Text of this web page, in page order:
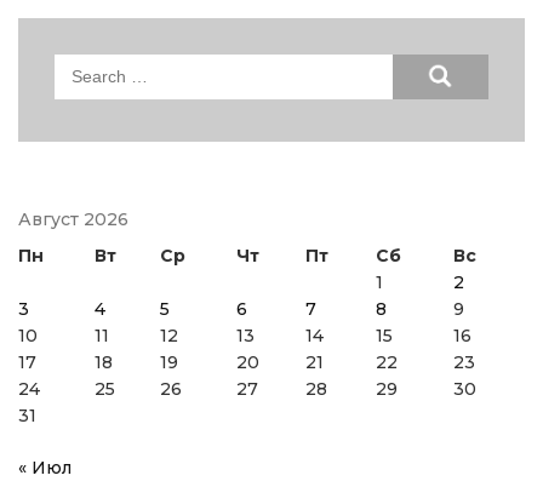
Search
Август 2026
Пн
Вт Ср Чт Пт Сб
Вс
1
2
3
4 5 6 7 8
9
10
11 12 13 14 15
16
17
18 19 20 21 22
23
24
25 26 27 28 29
30
31
« Июл